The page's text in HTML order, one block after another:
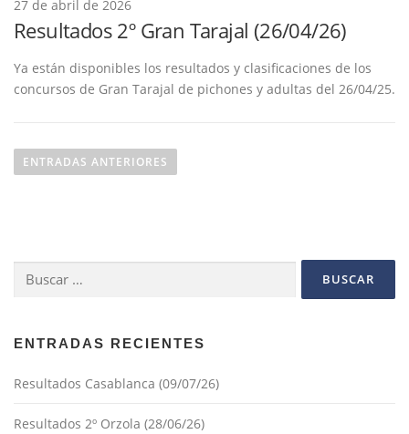
27 de abril de 2026
Resultados 2º Gran Tarajal (26/04/26)
Ya están disponibles los resultados y clasificaciones de los
concursos de Gran Tarajal de pichones y adultas del 26/04/25.
v
n
e
e
ENTRADAS ANTERIORES
Buscar:
ENTRADAS RECIENTES
Resultados Casablanca (09/07/26)
Resultados 2º Orzola (28/06/26)